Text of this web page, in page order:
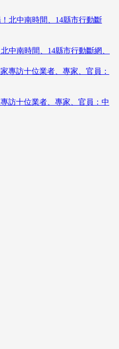
中南時間、14縣市行動斷網、
訪十位業者、專家、官員：中